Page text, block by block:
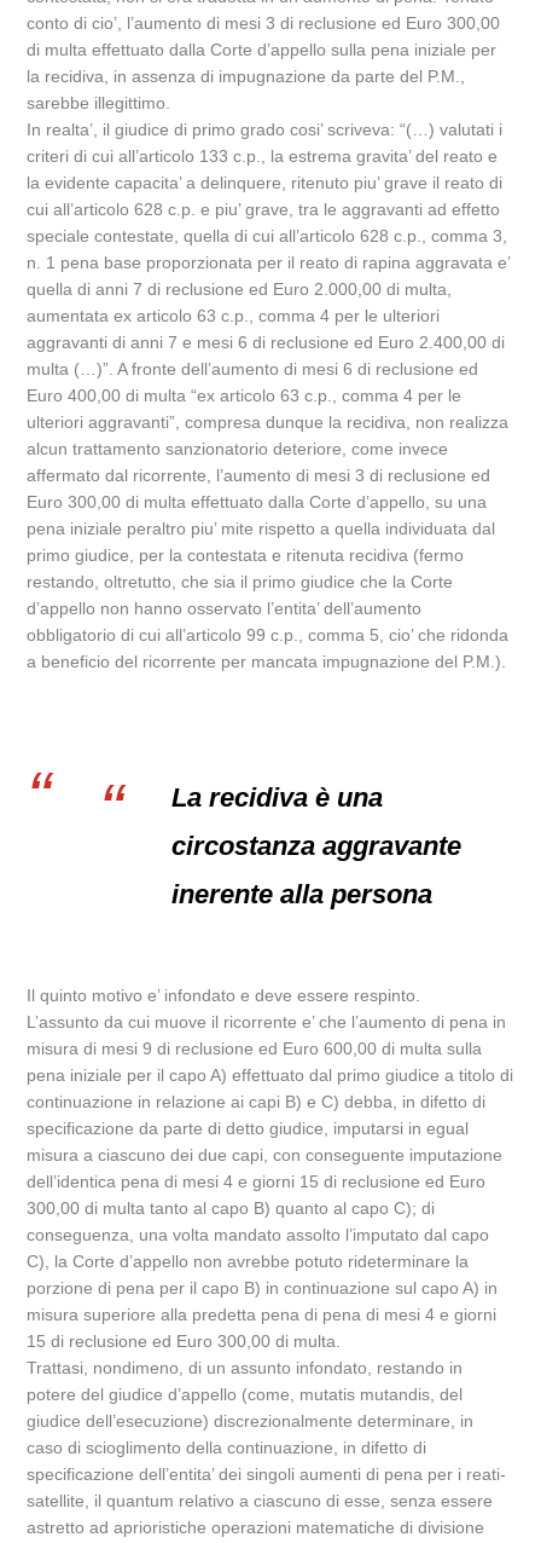
conto di cio’, l’aumento di mesi 3 di reclusione ed Euro 300,00
di multa effettuato dalla Corte d’appello sulla pena iniziale per
la recidiva, in assenza di impugnazione da parte del P.M.,
sarebbe illegittimo.
In realta’, il giudice di primo grado cosi’ scriveva: “(…) valutati i
criteri di cui all’articolo 133 c.p., la estrema gravita’ del reato e
la evidente capacita’ a delinquere, ritenuto piu’ grave il reato di
cui all’articolo 628 c.p. e piu’ grave, tra le aggravanti ad effetto
speciale contestate, quella di cui all’articolo 628 c.p., comma 3,
n. 1 pena base proporzionata per il reato di rapina aggravata e’
quella di anni 7 di reclusione ed Euro 2.000,00 di multa,
aumentata ex articolo 63 c.p., comma 4 per le ulteriori
aggravanti di anni 7 e mesi 6 di reclusione ed Euro 2.400,00 di
multa (…)”. A fronte dell’aumento di mesi 6 di reclusione ed
Euro 400,00 di multa “ex articolo 63 c.p., comma 4 per le
ulteriori aggravanti”, compresa dunque la recidiva, non realizza
alcun trattamento sanzionatorio deteriore, come invece
affermato dal ricorrente, l’aumento di mesi 3 di reclusione ed
Euro 300,00 di multa effettuato dalla Corte d’appello, su una
pena iniziale peraltro piu’ mite rispetto a quella individuata dal
primo giudice, per la contestata e ritenuta recidiva (fermo
restando, oltretutto, che sia il primo giudice che la Corte
d’appello non hanno osservato l’entita’ dell’aumento
obbligatorio di cui all’articolo 99 c.p., comma 5, cio’ che ridonda
a beneficio del ricorrente per mancata impugnazione del P.M.).
La recidiva è una
circostanza aggravante
inerente alla persona
Il quinto motivo e’ infondato e deve essere respinto.
L’assunto da cui muove il ricorrente e’ che l’aumento di pena in
misura di mesi 9 di reclusione ed Euro 600,00 di multa sulla
pena iniziale per il capo A) effettuato dal primo giudice a titolo di
continuazione in relazione ai capi B) e C) debba, in difetto di
specificazione da parte di detto giudice, imputarsi in egual
misura a ciascuno dei due capi, con conseguente imputazione
dell’identica pena di mesi 4 e giorni 15 di reclusione ed Euro
300,00 di multa tanto al capo B) quanto al capo C); di
conseguenza, una volta mandato assolto l’imputato dal capo
C), la Corte d’appello non avrebbe potuto rideterminare la
porzione di pena per il capo B) in continuazione sul capo A) in
misura superiore alla predetta pena di pena di mesi 4 e giorni
15 di reclusione ed Euro 300,00 di multa.
Trattasi, nondimeno, di un assunto infondato, restando in
potere del giudice d’appello (come, mutatis mutandis, del
giudice dell’esecuzione) discrezionalmente determinare, in
caso di scioglimento della continuazione, in difetto di
specificazione dell’entita’ dei singoli aumenti di pena per i reati-
satellite, il quantum relativo a ciascuno di esse, senza essere
astretto ad aprioristiche operazioni matematiche di divisione